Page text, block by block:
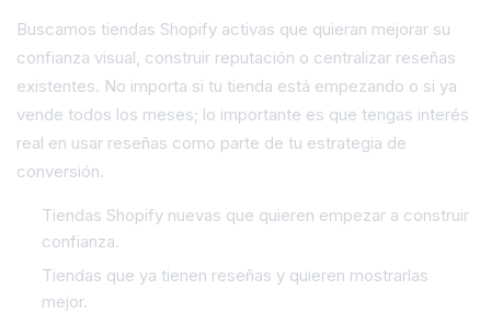
Buscamos tiendas Shopify activas que quieran mejorar su
confianza visual, construir reputación o centralizar reseñas
existentes. No importa si tu tienda está empezando o si ya
vende todos los meses; lo importante es que tengas interés
real en usar reseñas como parte de tu estrategia de
conversión.
Tiendas Shopify nuevas que quieren empezar a construir
confianza.
Tiendas que ya tienen reseñas y quieren mostrarlas
mejor.